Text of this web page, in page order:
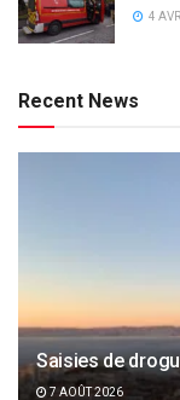
4
Recent News
Saisies de
7 AOÛT 2026